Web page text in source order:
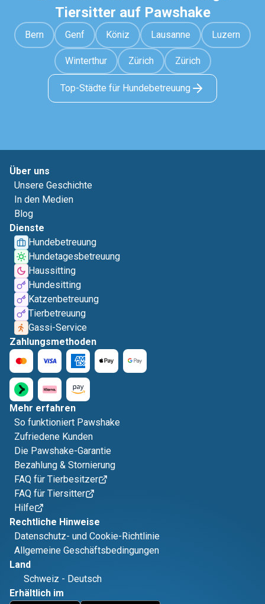
Tiersitter auf Pawshake
Bern Genf Köniz Lausanne Luzern
Winterthur Zürich Zürich
Top-Städte für Hundebetreuung
Über uns
Unsere Geschichte
In den Medien
Blog
Dienste
Hundebetreuung
Hundetagesbetreuung
Haussitting
Hundesitting
Katzenbetreuung
Tierbetreuung
Gassi-Service
Zahlungsmethoden
Mehr erfahren
So funktioniert Pawshake
Zufriedene Kunden
Die Pawshake-Garantie
Bezahlung & Stornierung
FAQ für Tierbesitzer
FAQ für Tiersitter
Hilfe
Rechtliche Hinweise
Datenschutz- und Cookie-Richtlinie
Allgemeine Geschäftsbedingungen
Land
Schweiz - Deutsch
Erhältlich im